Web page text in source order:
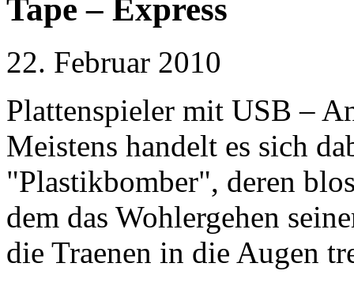
Tape – Express
22. Februar 2010
Plattenspieler mit USB –
Meistens handelt es sich
"Plastikbomber", deren
dem das Wohlergehen
die Traenen in die Augen